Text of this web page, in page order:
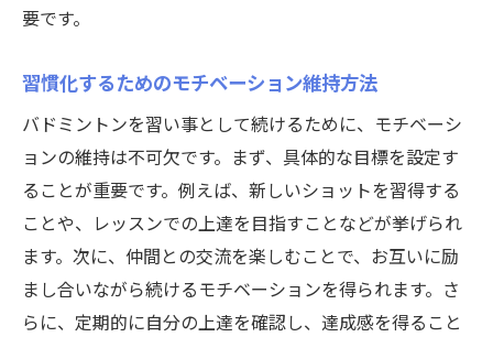
要です。
習慣化するためのモチベーション維持方法
バドミントンを習い事として続けるために、モチベーシ
ョンの維持は不可欠です。まず、具体的な目標を設定す
ることが重要です。例えば、新しいショットを習得する
ことや、レッスンでの上達を目指すことなどが挙げられ
ます。次に、仲間との交流を楽しむことで、お互いに励
まし合いながら続けるモチベーションを得られます。さ
らに、定期的に自分の上達を確認し、達成感を得ること